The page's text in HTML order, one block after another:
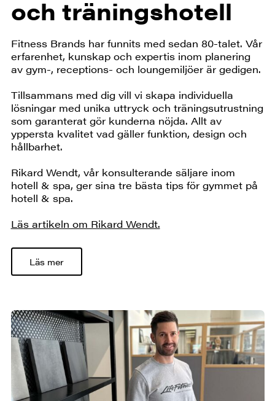
och träningshotell
Fitness Brands har funnits med sedan 80-talet. Vår
erfarenhet, kunskap och expertis inom planering
av gym-, receptions- och loungemiljöer är gedigen.
Tillsammans med dig vill vi skapa individuella
lösningar med unika uttryck och träningsutrustning
som garanterat gör kunderna nöjda. Allt av
yppersta kvalitet vad gäller funktion, design och
hållbarhet.
Rikard Wendt, vår konsulterande säljare inom
hotell & spa, ger sina tre bästa tips för gymmet på
hotell & spa.
Läs artikeln om Rikard Wendt.
Läs mer